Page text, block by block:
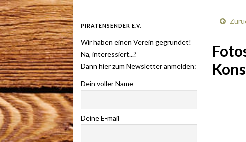
PIRATENSENDER E.V.
Wir haben einen Verein gegründet!
Na, interessiert...?
Dann hier zum Newsletter anmelden:
Dein voller Name
Deine E-mail